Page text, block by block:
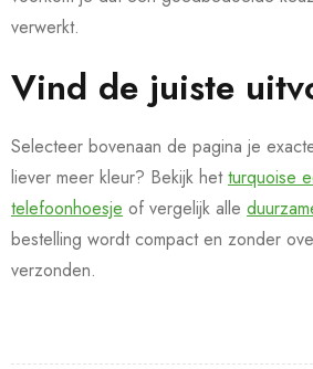
verwerkt.
Vind de juiste
Selecteer bovenaan de pagina je
liever meer kleur? Bekijk hetturquoise
telefoonhoesje of vergelijk alle
bestelling wordt compact en zonder
verzonden.